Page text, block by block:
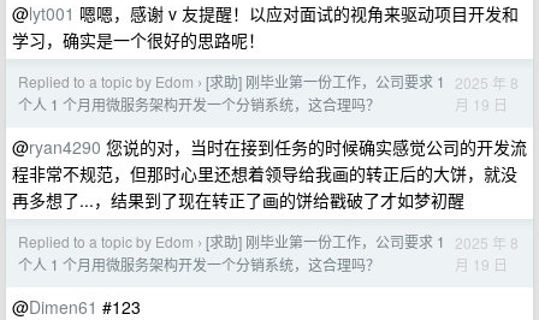
@lyt001 嗯嗯，感谢 v 友提醒！以应对面试的视角来驱动项目开发和
学习，确实是一个很好的思路呢！
Replied to a topic by Edom › [求助] 刚毕业第一份工作，公司要求 1
个人 1 个月用微服务架构开发一个分销系统，这合理吗？
2025 年 8
月 19 日
@ryan4290 您说的对，当时在接到任务的时候确实感觉公司的开发流
程非常不规范，但那时心里还想着领导给我画的转正后的大饼，就没
再多想了...，结果到了现在转正了画的饼给戳破了才如梦初醒
Replied to a topic by Edom › [求助] 刚毕业第一份工作，公司要求 1
个人 1 个月用微服务架构开发一个分销系统，这合理吗？
2025 年 8
月 19 日
@Dimen61 #123